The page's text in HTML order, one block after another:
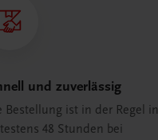
und zuverlässig
Bestellung ist in der Regel in
48 Stunden bei